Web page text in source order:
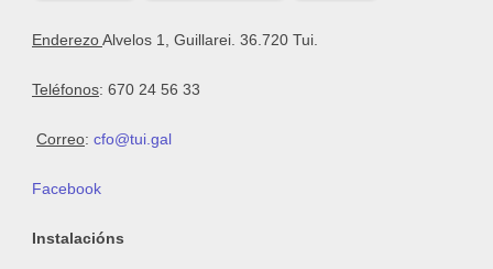
EnderezoAlvelos 1, Guillarei. 36.720 Tui.
Teléfonos: 670 24 56 33
Correo: cfo@tui.gal
Facebook
Instalacións